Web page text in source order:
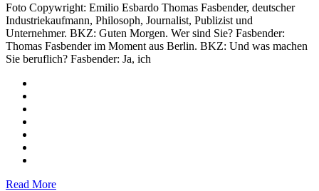
Foto Copywright: Emilio Esbardo Thomas Fasbender, deutscher
Industriekaufmann, Philosoph, Journalist, Publizist und
Unternehmer. BKZ: Guten Morgen. Wer sind Sie? Fasbender:
Thomas Fasbender im Moment aus Berlin. BKZ: Und was machen
Sie beruflich? Fasbender: Ja, ich
Read More